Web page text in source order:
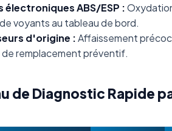
électroniques ABS/ESP :
voyants au tableau de bord.
d'origine :Affaissement
remplacement préventif.
de Diagnostic Rapide